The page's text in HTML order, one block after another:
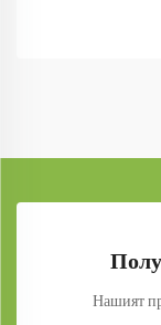
Нашият